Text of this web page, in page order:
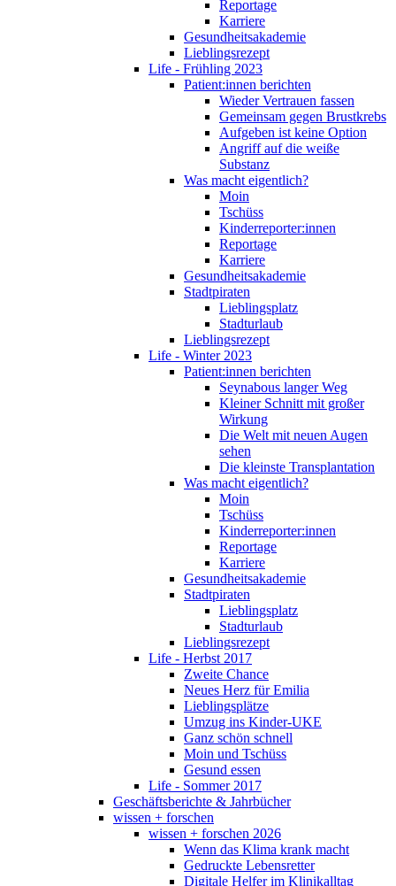
Reportage
Karriere
Gesundheitsakademie
Lieblingsrezept
Life - Frühling 2023
Patient:innen berichten
Wieder Vertrauen fassen
Gemeinsam gegen Brustkrebs
Aufgeben ist keine Option
Angriff auf die weiße
Substanz
Was macht eigentlich?
Moin
Tschüss
Kinderreporter:innen
Reportage
Karriere
Gesundheitsakademie
Stadtpiraten
Lieblingsplatz
Stadturlaub
Lieblingsrezept
Life - Winter 2023
Patient:innen berichten
Seynabous langer Weg
Kleiner Schnitt mit großer
Wirkung
Die Welt mit neuen Augen
sehen
Die kleinste Transplantation
Was macht eigentlich?
Moin
Tschüss
Kinderreporter:innen
Reportage
Karriere
Gesundheitsakademie
Stadtpiraten
Lieblingsplatz
Stadturlaub
Lieblingsrezept
Life - Herbst 2017
Zweite Chance
Neues Herz für Emilia
Lieblingsplätze
Umzug ins Kinder-UKE
Ganz schön schnell
Moin und Tschüss
Gesund essen
Life - Sommer 2017
Geschäftsberichte & Jahrbücher
wissen + forschen
wissen + forschen 2026
Wenn das Klima krank macht
Gedruckte Lebensretter
Digitale Helfer im Klinikalltag